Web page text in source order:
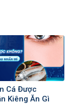
Cá Được
Kiêng Ăn Gì